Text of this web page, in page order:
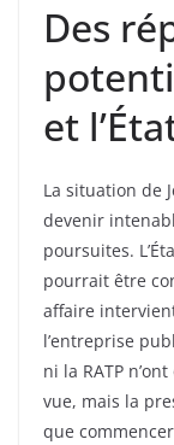
Des
et
La situation de
devenir
poursuites.
pourrait être
affaire
l’entreprise
ni la RATP
vue, mais la
que